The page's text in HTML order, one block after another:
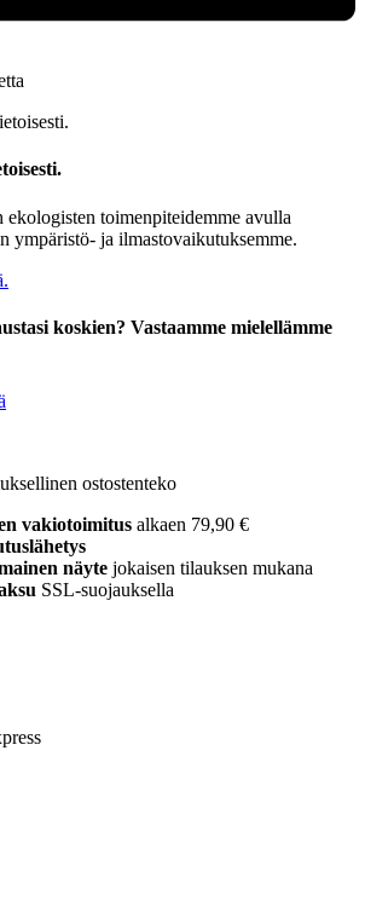
toimenpiteidemme avulla
ympäristö- ja ilmastovaikutuksemme.
koskien? Vastaamme mielellämme
ostostenteko
vakiotoimitus alkaen 79,90 €
näyte jokaisen tilauksen mukana
SSL-suojauksella